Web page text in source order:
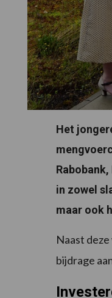
Het
in zowel
maar ook
Naast
bijdrage